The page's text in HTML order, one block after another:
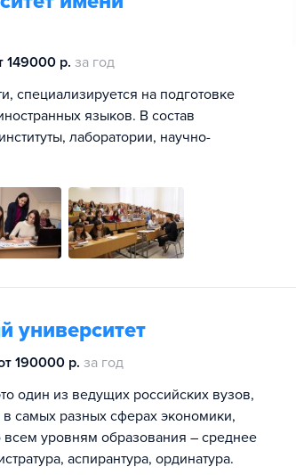
149000 р. за год
специализируется на подготовке
языков. В состав
лаборатории, научно-
университет
190000 р. за год
один из ведущих российских вузов,
самых разных сферах экономики,
уровням образования – среднее
аспирантура, ординатура.